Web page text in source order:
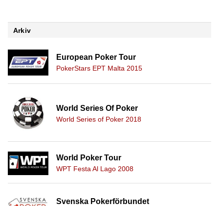
Arkiv
European Poker Tour
PokerStars EPT Malta 2015
World Series Of Poker
World Series of Poker 2018
World Poker Tour
WPT Festa Al Lago 2008
Svenska Pokerförbundet